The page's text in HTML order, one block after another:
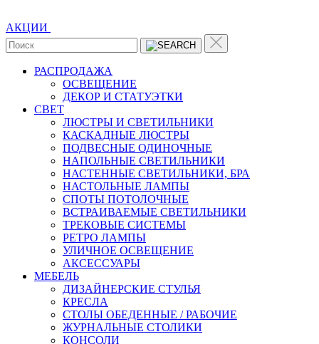
АКЦИИ
РАСПРОДАЖА
ОСВЕЩЕНИЕ
ДЕКОР И СТАТУЭТКИ
CВЕТ
ЛЮСТРЫ И СВЕТИЛЬНИКИ
КАСКАДНЫЕ ЛЮСТРЫ
ПОДВЕСНЫЕ ОДИНОЧНЫЕ
НАПОЛЬНЫЕ СВЕТИЛЬНИКИ
НАСТЕННЫЕ СВЕТИЛЬНИКИ, БРА
НАСТОЛЬНЫЕ ЛАМПЫ
СПОТЫ ПОТОЛОЧНЫЕ
ВСТРАИВАЕМЫЕ СВЕТИЛЬНИКИ
ТРЕКОВЫЕ СИСТЕМЫ
РЕТРО ЛАМПЫ
УЛИЧНОЕ ОСВЕЩЕНИЕ
АКСЕССУАРЫ
МЕБЕЛЬ
ДИЗАЙНЕРСКИЕ СТУЛЬЯ
КРЕСЛА
СТОЛЫ ОБЕДЕННЫЕ / РАБОЧИЕ
ЖУРНАЛЬНЫЕ СТОЛИКИ
КОНСОЛИ